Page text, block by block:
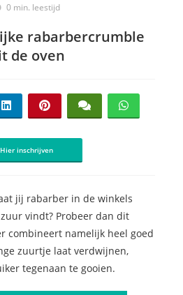
0 min. leestijd
rabarbercrumble
de oven
Hier inschrijven
jij rabarber in de winkels
vindt? Probeer dan dit
combineert namelijk heel goed
zuurtje laat verdwijnen,
tegenaan te gooien.